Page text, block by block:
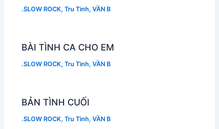
.SLOW ROCK,Tru Tinh,VẦN B
BÀI TÌNH CA CHO EM
.SLOW ROCK,Tru Tinh,VẦN B
BẢN TÌNH CUỐI
.SLOW ROCK,Tru Tinh,VẦN B